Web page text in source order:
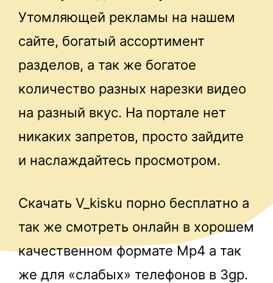
Утомляющей рекламы на нашем
сайте, богатый ассортимент
разделов, а так же богатое
количество разных нарезки видео
на разный вкус. На портале нет
никаких запретов, просто зайдите
и наслаждайтесь просмотром.
Скачать V_kisku порно бесплатно а
так же смотреть онлайн в хорошем
качественном формате Mp4 а так
же для «слабых» телефонов в 3gp.